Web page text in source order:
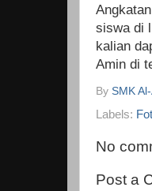
siswa di
kalian
Amin di
By SMK
Labels:
No
Post a